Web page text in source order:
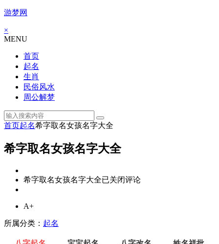
游梦网
×
MENU
首页
起名
生肖
民俗风水
周公解梦
首页起名希字取名女孩名字大全
希字取名女孩名字大全
希字取名女孩名字大全已关闭评论
A+
所属分类： 起名